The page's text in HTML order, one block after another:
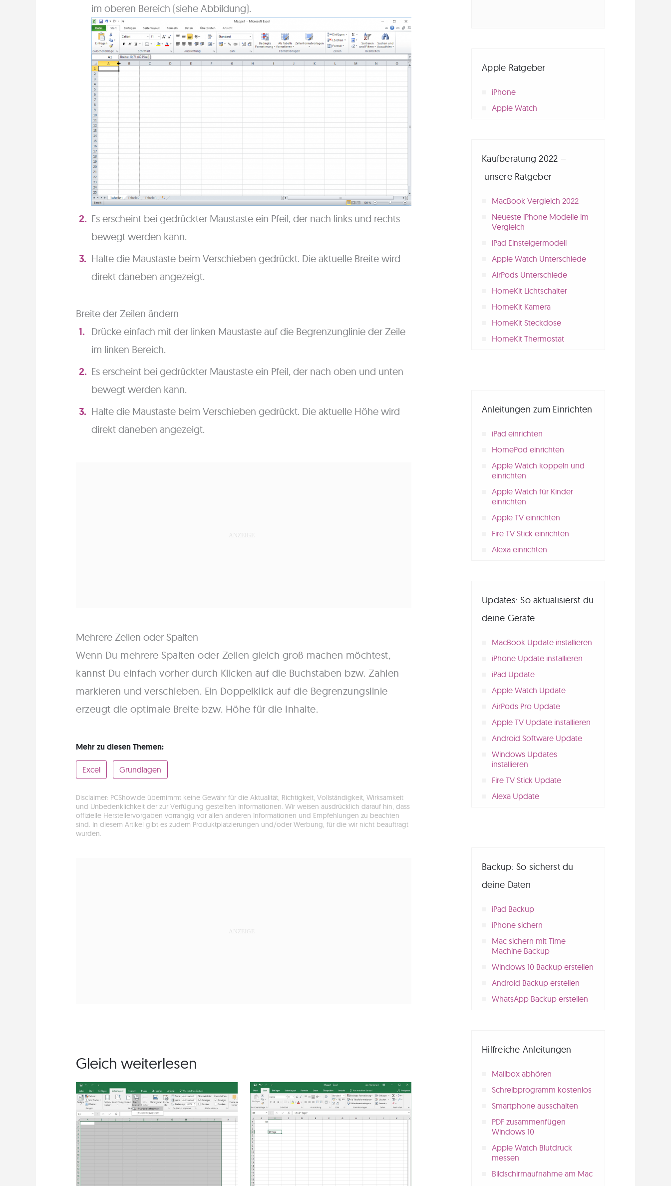
im oberen Bereich (siehe Abbildung).
Es erscheint bei gedrückter Maustaste ein Pfeil, der nach links und rechts
bewegt werden kann.
Halte die Maustaste beim Verschieben gedrückt. Die aktuelle Breite wird
direkt daneben angezeigt.
Breite der Zeilen ändern
Drücke einfach mit der linken Maustaste auf die Begrenzunglinie der Zeile
im linken Bereich.
Es erscheint bei gedrückter Maustaste ein Pfeil, der nach oben und unten
bewegt werden kann.
Halte die Maustaste beim Verschieben gedrückt. Die aktuelle Höhe wird
direkt daneben angezeigt.
Mehrere Zeilen oder Spalten
Wenn Du mehrere Spalten oder Zeilen gleich groß machen möchtest,
kannst Du einfach vorher durch Klicken auf die Buchstaben bzw. Zahlen
markieren und verschieben. Ein Doppelklick auf die Begrenzungslinie
erzeugt die optimale Breite bzw. Höhe für die Inhalte.
Mehr zu diesen Themen:
Excel Grundlagen
Disclaimer: PCShow.de übernimmt keine Gewähr für die Aktualität, Richtigkeit, Vollständigkeit, Wirksamkeit
und Unbedenklichkeit der zur Verfügung gestellten Informationen. Wir weisen ausdrücklich darauf hin, dass
offizielle Herstellervorgaben vorrangig vor allen anderen Informationen und Empfehlungen zu beachten
sind. In diesem Artikel gibt es zudem Produktplatzierungen und/oder Werbung, für die wir nicht beauftragt
wurden.
Gleich weiterlesen
Apple Ratgeber
iPhone
Apple Watch
Kaufberatung 2022 –
unsere Ratgeber
MacBook Vergleich 2022
Neueste iPhone Modelle im
Vergleich
iPad Einsteigermodell
Apple Watch Unterschiede
AirPods Unterschiede
HomeKit Lichtschalter
HomeKit Kamera
HomeKit Steckdose
HomeKit Thermostat
Anleitungen zum Einrichten
iPad einrichten
HomePod einrichten
Apple Watch koppeln und
einrichten
Apple Watch für Kinder
einrichten
Apple TV einrichten
Fire TV Stick einrichten
Alexa einrichten
Updates: So aktualisierst du
deine Geräte
MacBook Update installieren
iPhone Update installieren
iPad Update
Apple Watch Update
AirPods Pro Update
Apple TV Update installieren
Android Software Update
Windows Updates
installieren
Fire TV Stick Update
Alexa Update
Backup: So sicherst du
deine Daten
iPad Backup
iPhone sichern
Mac sichern mit Time
Machine Backup
Windows 10 Backup erstellen
Android Backup erstellen
WhatsApp Backup erstellen
Hilfreiche Anleitungen
Mailbox abhören
Schreibprogramm kostenlos
Smartphone ausschalten
PDF zusammenfügen
Windows 10
Apple Watch Blutdruck
messen
Bildschirmaufnahme am Mac